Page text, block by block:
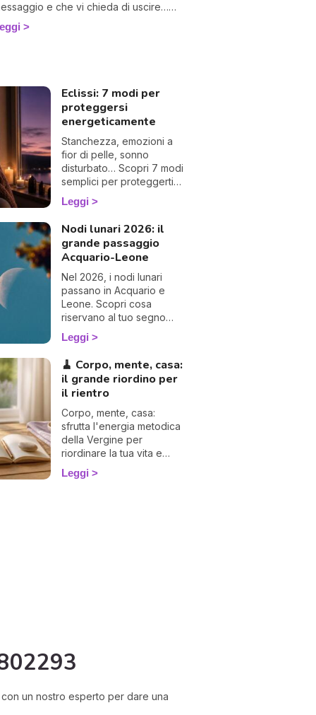
e che vi chieda di uscire…
nulla, per il momento tutto tace. Sei
sicuro che stia pensando a te?
Eclissi: 7 modi per
proteggersi
energeticamente
Stanchezza, emozioni a
fior di pelle, sonno
disturbato… Scopri 7 modi
semplici per proteggerti
energeticamente durante
un'eclissi e viverla con
Leggi
Nodi lunari 2026: il
grande passaggio
Acquario-Leone
Nel 2026, i nodi lunari
passano in Acquario e
Leone. Scopri cosa
riservano al tuo segno
questo grande
cambiamento e le 4
eclissi dell'anno.
Leggi
🧹 Corpo, mente, casa:
il grande riordino per
il rientro
Corpo, mente, casa:
sfrutta l'energia metodica
della Vergine per
riordinare la tua vita e
affrontare il rientro 2026
con leggerezza. La guida
Leggi
un nostro esperto per dare una